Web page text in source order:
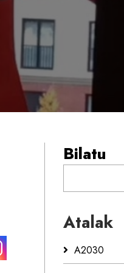
Bilatu
Atalak
A2030